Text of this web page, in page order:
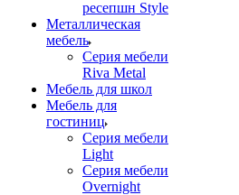
ресепшн Style
Металлическая
мебель
Серия мебели
Riva Metal
Мебель для школ
Мебель для
гостиниц
Серия мебели
Light
Серия мебели
Overnight